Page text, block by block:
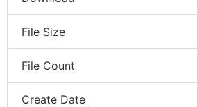
File Size
File Count
Create Date